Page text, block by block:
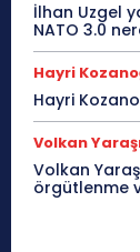
İlhan Uzgel
NATO 3.0
Hayri
Hayri
Volkan
Volkan
örgütlenme